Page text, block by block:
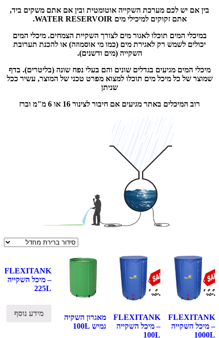
בין אם יש לכם מערכת השקייה אוטומטית ובין אם אתם משקים ביד,
אתם זקוקים למיכילי מים WATER RESERVOIR.
במיכלי המים תוכלו לאגור מים לצורך השקיית הצמחים. מיכלי המים
יכולים לשמש רק לאגירת מים (כמו מי אוסמוזה) או להכנת תערובת
השקייה (מים ודשנים).
מיכלי המים מגיעים בגדלים שונים והם בעלי נפח שונה (בליטרים). בדף
שמוצר של כל מיכל מים תוכלו למצוא מפרט טכני של המוצר, עשיר ככל
שניתן
רוב המיכלים באתר מגיעים אם חיבור לצינור 16 או 6 מ"מ וברז
FLEXITANK
– מיכל השקייה
1000L
FLEXITANK
– מיכל השקייה
100L
מאגרון השקיה
גמיש 100L
FLEXITANK
– מיכל השקייה
225L
מידע נוסף